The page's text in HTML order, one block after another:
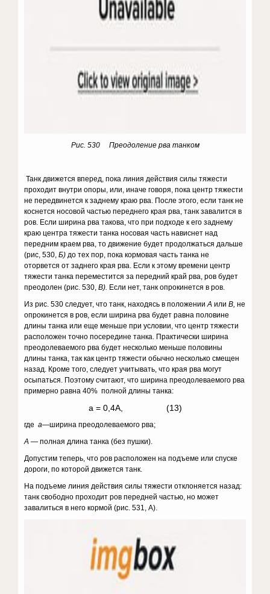
Рис. 530 Преодоление рва танком
Танк дви­жется вперед, пока линия действия силы тяжести
проходит внутри опоры, или, иначе говоря, пока центр тяже­сти
не передвинется к заднему краю рва. После этого, если танк не
коснет­ся носовой частью переднего края рва, танк завалится в
ров. Если ширина рва такова, что при подходе к его заднему
краю центра тяжести танка носовая часть нависнет над
передним краем рва, то движение будет продолжаться дальше
(рис, 530,Б)до тех пор, пока кормовая часть танка не
оторвется от заднего края рва. Если к этому вре­мени центр
тяжести танка переме­стится за передний край рва, ров будет
преодолен (рис. 530,В). Если нет, танк опрокинется в ров.
Из рис. 530 следует, что танк, на­ходясь в положенииАилиВ,не
опро­кинется в ров, если ширина рва будет равна половине
длины танка или еще меньше при условии, что центр тяже­сти
расположен точно посередине тан­ка. Практически ширина
преодолевае­мого рва будет несколько меньше по­ловины
длины танка, так как центр тяжести обычно несколько смещен
на­зад. Кроме того, следует учитывать, что края рва могут
осыпаться. Поэтому считают, что ширина преодолеваемого рва
примерно равна 40% полной дли­ны танка:
а = 0,4А, (13)
гдеа—ширина преодолеваемого рва;
А— полная длина танка (без пушки).
Допустим теперь, что ров располо­жен на подъеме или спуске
дороги, по которой движется танк.
На подъеме линия действия силы тяжести отклоняется назад:
танк сво­бодно проходит ров передней частью, но может
завалиться в него кормой (рис. 531, А).